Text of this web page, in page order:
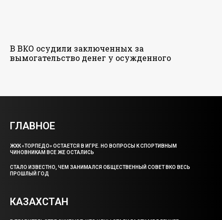
В ВКО осудили заключенных за
вымогательство денег у осужденного
ГЛАВНОЕ
ЖХК «ТОРПЕДО» ОСТАЕТСЯ В ИГРЕ. НО ВОПРОСЫ К СПОРТИВНЫМ
ЧИНОВНИКАМ ВСЕ ЖЕ ОСТАЛИСЬ
СТАЛО ИЗВЕСТНО, ЧЕМ ЗАНИМАЛСЯ ОБЩЕСТВЕННЫЙ СОВЕТ ВКО ВЕСЬ
ПРОШЛЫЙ ГОД
КАЗАХСТАН